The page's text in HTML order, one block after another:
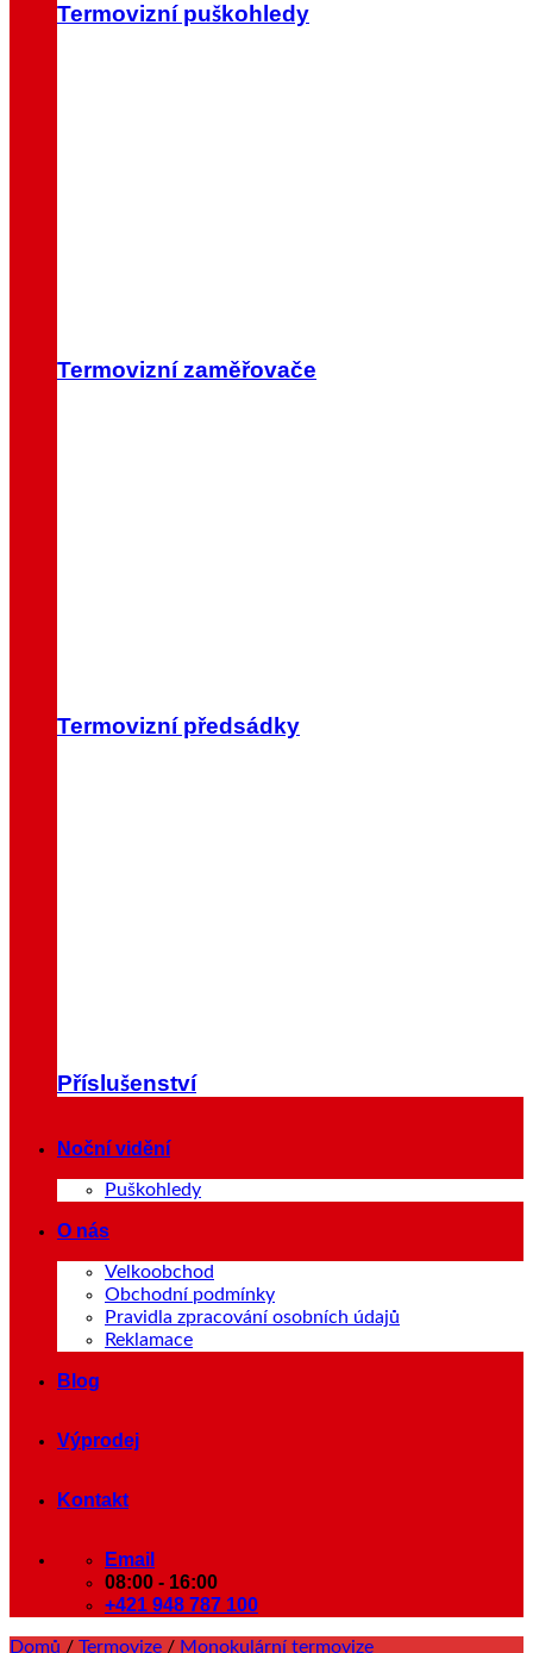
Termovizní puškohledy
Termovizní zaměřovače
Termovizní předsádky
Příslušenství
Noční vidění
Puškohledy
O nás
Velkoobchod
Obchodní podmínky
Pravidla zpracování osobních údajů
Reklamace
Blog
Výprodej
Kontakt
Email
08:00 - 16:00
+421 948 787 100
Domů / Termovize / Monokulární termovize